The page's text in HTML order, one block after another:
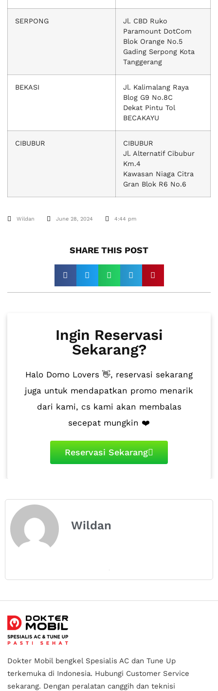
SERPONG
Jl. CBD Ruko
Paramount DotCom
Blok Orange No.5
Gading Serpong Kota
Tanggerang
BEKASI
Jl. Kalimalang Raya
Blog G9 No.8C
Dekat Pintu Tol
BECAKAYU
CIBUBUR
CIBUBUR
Jl. Alternatif Cibubur
Km.4
Kawasan Niaga Citra
Gran Blok R6 No.6
Wildan June 28, 2024 4:44 pm
SHARE THIS POST​
Ingin Reservasi
Sekarang?
Halo Domo Lovers 👋, reservasi sekarang
juga untuk mendapatkan promo menarik
dari kami, cs kami akan membalas
secepat mungkin ❤️
Reservasi Sekarang
Wildan
Dokter Mobil bengkel Spesialis AC dan Tune Up
terkemuka di Indonesia. Hubungi Customer Service
sekarang. Dengan peralatan canggih dan teknisi